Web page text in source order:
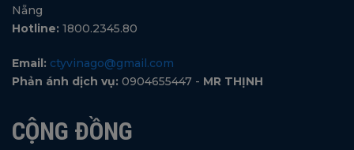
Nẵng
Hotline: 1800.2345.80
Email: ctyvinago@gmail.com
Phản ánh dịch vụ: 0904655447 - MR THỊNH
CỘNG ĐỒNG